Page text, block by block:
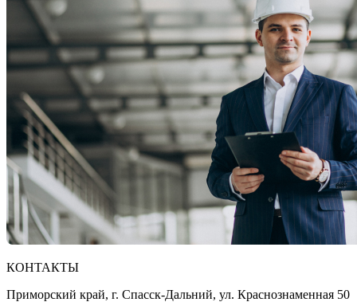
КОНТАКТЫ
Приморский край, г. Спасск-Дальний, ул. Краснознаменная 50